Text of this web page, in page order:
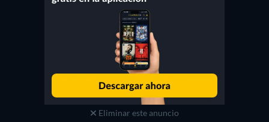
Eliminar este anuncio